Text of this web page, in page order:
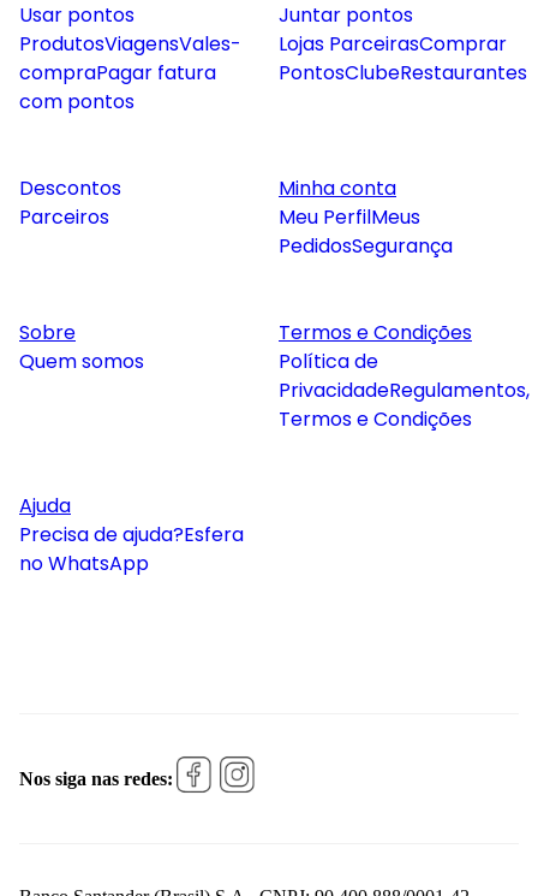
Usar pontos
ProdutosViagensVales-
compraPagar fatura
com pontos
Juntar pontos
Lojas ParceirasComprar
PontosClubeRestaurantes
Descontos
Parceiros
Minha conta
Meu PerfilMeus
PedidosSegurança
Sobre
Quem somos
Termos e Condições
Política de
PrivacidadeRegulamentos,
Termos e Condições
Ajuda
Precisa de ajuda?Esfera
no WhatsApp
Nos siga nas redes: